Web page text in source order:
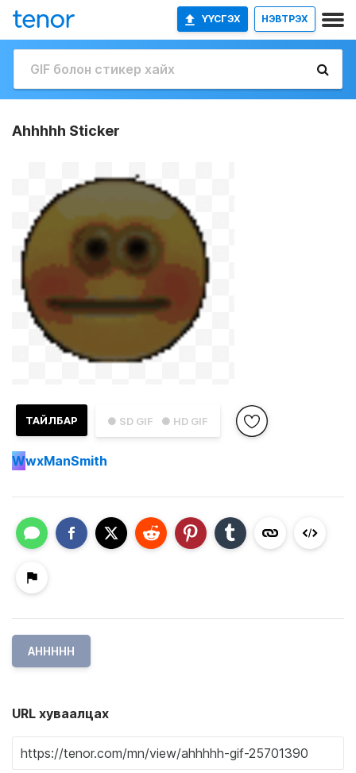
ҮҮСГЭХ НЭВТРЭХ
Ahhhhh Sticker
● SD GIF ● HD GIF
ТАЙЛБАР
WwxManSmith
AHHHHH
URL хуваалцах